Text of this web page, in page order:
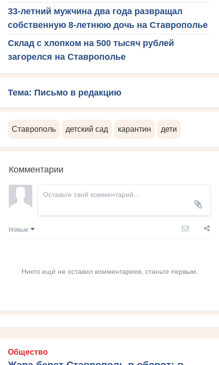
33-летний мужчина два года развращал
собственную 8-летнюю дочь на Ставрополье
Склад с хлопком на 500 тысяч рублей
загорелся на Ставрополье
Тема: Письмо в редакцию
Ставрополь детский сад карантин дети
Комментарии
Новые
Никто ещё не оставил комментариев, станьте первым.
Общество